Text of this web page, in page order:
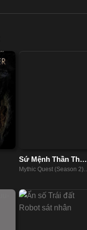
Sứ Mệnh Thần Thoại
(Phần 2)
Mythic Quest (Season 2)